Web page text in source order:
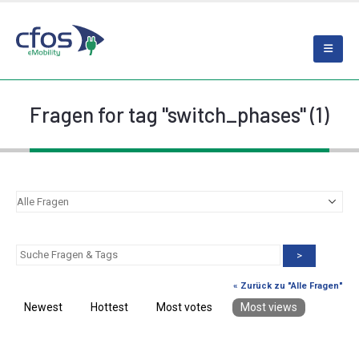
Fragen for tag "switch_phases" (1)
>
« Zurück zu "Alle Fragen"
Newest Hottest Most votes Most views